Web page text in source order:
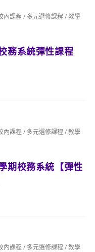
內課程 / 多元選修課程 /教學
務系統彈性課程
內課程 / 多元選修課程 /教學
期校務系統【彈性
內課程 / 多元選修課程 /教學